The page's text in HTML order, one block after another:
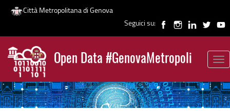
Salta
contenuto
principale
Città Metropolitana di Genova
Seguici su:
Open Data #GenovaMetropoli
News